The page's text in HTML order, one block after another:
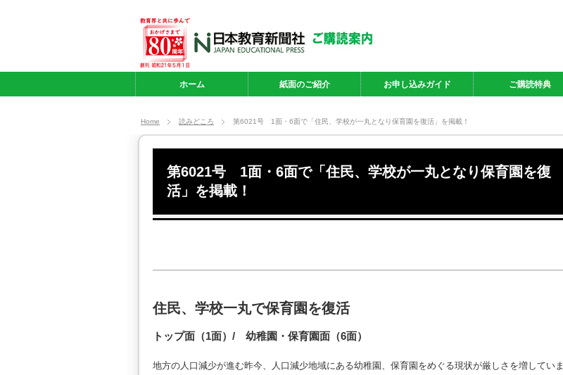
ホーム 紙面のご紹介 お申し込みガイド ご購読特典
Home 読みどころ 第6021号 1面・6面で「住民、学校が一丸となり保育園を復活」を掲載！
第6021号 1面・6面で「住民、学校が一丸となり保育園を復
活」を掲載！
住民、学校一丸で保育園を復活
トップ面（1面）/ 幼稚園・保育園面（6面）
地方の人口減少が進む昨今、人口減少地域にある幼稚園、保育園をめぐる現状が厳しさを増していま